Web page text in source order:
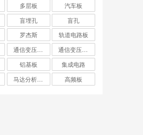
多层板
汽车板
盲埋孔
盲孔
罗杰斯
轨道电路板
铝基板
集成电路
高频板